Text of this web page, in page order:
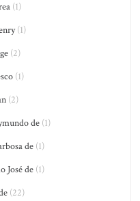
(1)
(1)
(2)
(1)
(2)
de (1)
de(1)
José de(1)
(22)